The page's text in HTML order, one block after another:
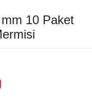
10 Paket